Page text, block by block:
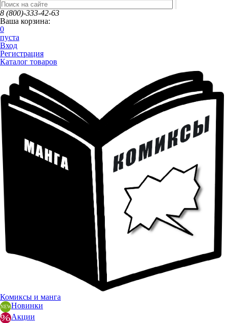
8 (800)-333-42-63
Ваша корзина:
0
пуста
Вход
Регистрация
Каталог товаров
Комиксы и манга
Новинки
Акции